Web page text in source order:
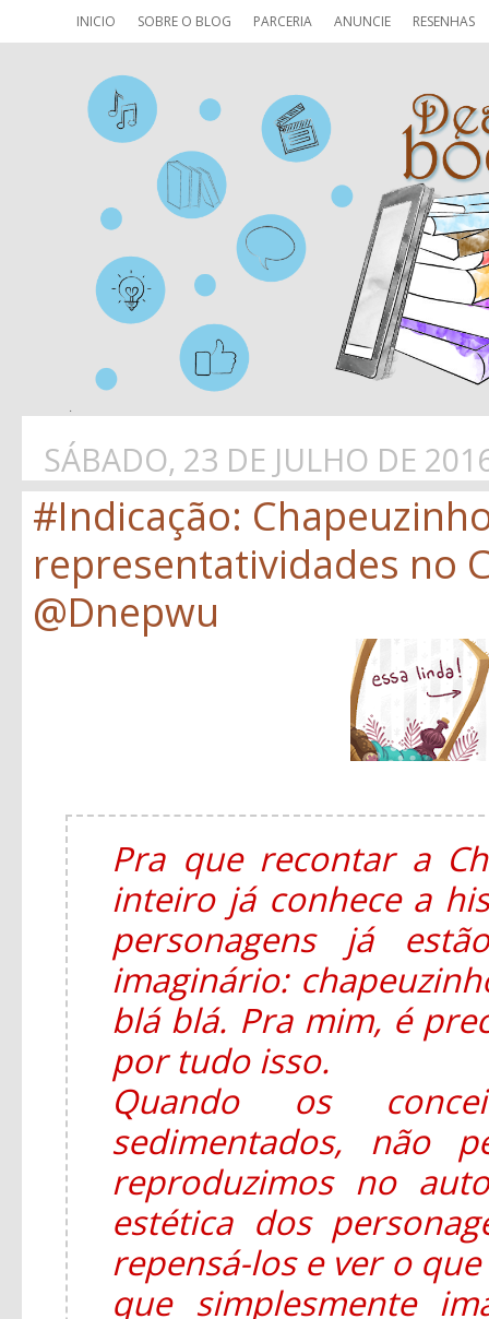
INICIO SOBRE O BLOG PARCERIA ANUNCIE RESENHAS
SÁBADO, 23 DE JULHO DE
#Indicação:
representatividades no
@Dnepwu
Pra que recontar a
inteiro já conhece a
personagens já
imaginário:
blá blá. Pra mim, é
por tudo isso.
Quando os
sedimentados, não
reproduzimos no
estética dos
repensá-los e ver o
que simplesmente